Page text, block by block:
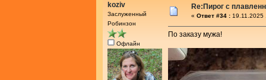
koziv
Заслуженный
Робинзон
Офлайн
Re:Пирог с
« Ответ #34 : 19.11.2025
По заказу мужа!